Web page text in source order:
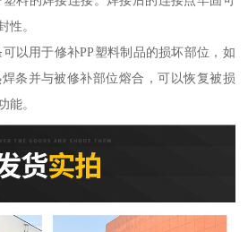
性。
以用于修补PP塑料制品的损坏部位，如
条并与被修补部位熔合，可以恢复被损
能。